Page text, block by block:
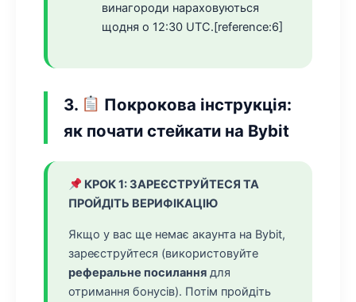
винагороди нараховуються
щодня о 12:30 UTC.[reference:6]
3.
Покрокова інструкція:
як почати стейкати на Bybit
КРОК 1: ЗАРЕЄСТРУЙТЕСЯ ТА
ПРОЙДІТЬ ВЕРИФІКАЦІЮ
Якщо у вас ще немає акаунта на Bybit,
зареєструйтеся (використовуйте
реферальне посилання для
отримання бонусів). Потім пройдіть